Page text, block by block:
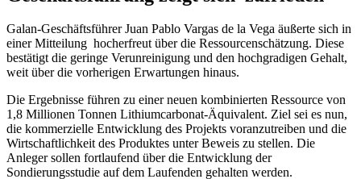
Galan-Geschäftsführer Juan Pablo Vargas de la Vega äußerte sich in
einer Mitteilung hocherfreut über die Ressourcenschätzung. Diese
bestätigt die geringe Verunreinigung und den hochgradigen Gehalt,
weit über die vorherigen Erwartungen hinaus.
Die Ergebnisse führen zu einer neuen kombinierten Ressource von
1,8 Millionen Tonnen Lithiumcarbonat-Äquivalent. Ziel sei es nun,
die kommerzielle Entwicklung des Projekts voranzutreiben und die
Wirtschaftlichkeit des Produktes unter Beweis zu stellen. Die
Anleger sollen fortlaufend über die Entwicklung der
Sondierungsstudie auf dem Laufenden gehalten werden.